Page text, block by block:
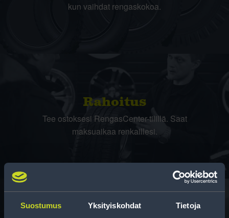
Suostumus Yksityiskohdat Tietoja
kun vaihdat rengaskokoa.
Rahoitus
Tee ostoksesi RengasCenter-tilillä. Saat
maksuaikaa renkaillesi.